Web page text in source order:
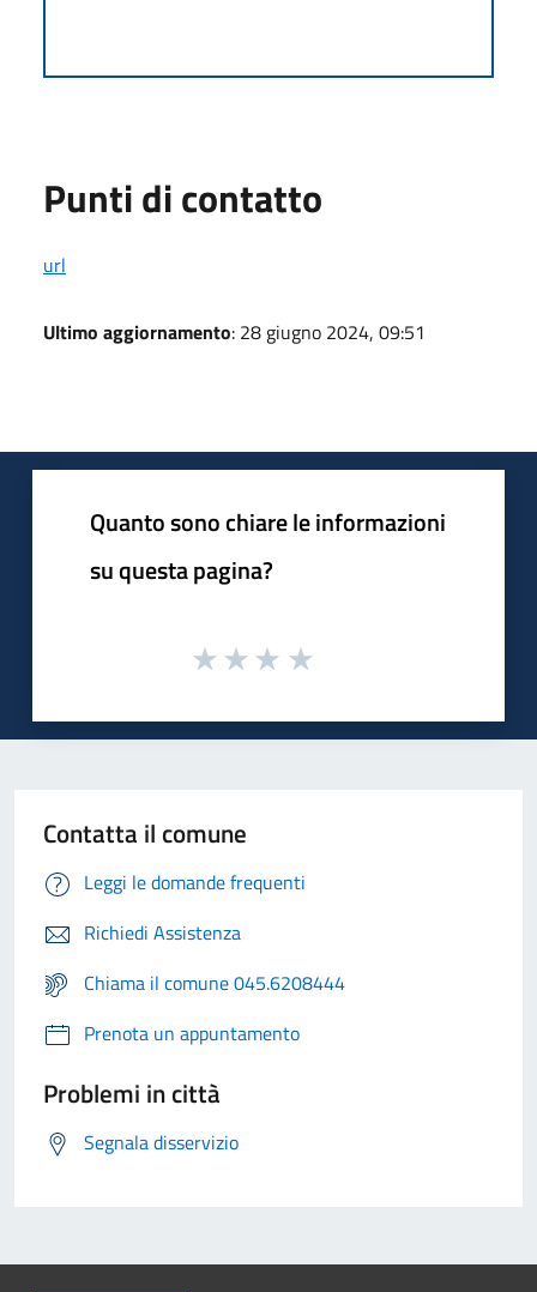
Punti di contatto
url
Ultimo aggiornamento: 28 giugno 2024, 09:51
Quanto sono chiare le informazioni
su questa pagina?
Contatta il comune
Leggi le domande frequenti
Richiedi Assistenza
Chiama il comune 045.6208444
Prenota un appuntamento
Problemi in città
Segnala disservizio